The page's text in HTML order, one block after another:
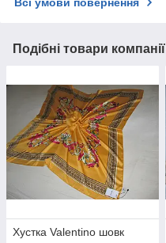
Всі умови повернення
Подібні товари компанії
Хустка Valentino шовк